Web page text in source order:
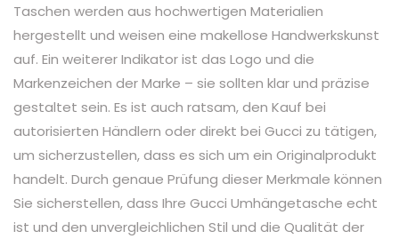
Taschen werden aus hochwertigen Materialien
hergestellt und weisen eine makellose Handwerkskunst
auf. Ein weiterer Indikator ist das Logo und die
Markenzeichen der Marke – sie sollten klar und präzise
gestaltet sein. Es ist auch ratsam, den Kauf bei
autorisierten Händlern oder direkt bei Gucci zu tätigen,
um sicherzustellen, dass es sich um ein Originalprodukt
handelt. Durch genaue Prüfung dieser Merkmale können
Sie sicherstellen, dass Ihre Gucci Umhängetasche echt
ist und den unvergleichlichen Stil und die Qualität der